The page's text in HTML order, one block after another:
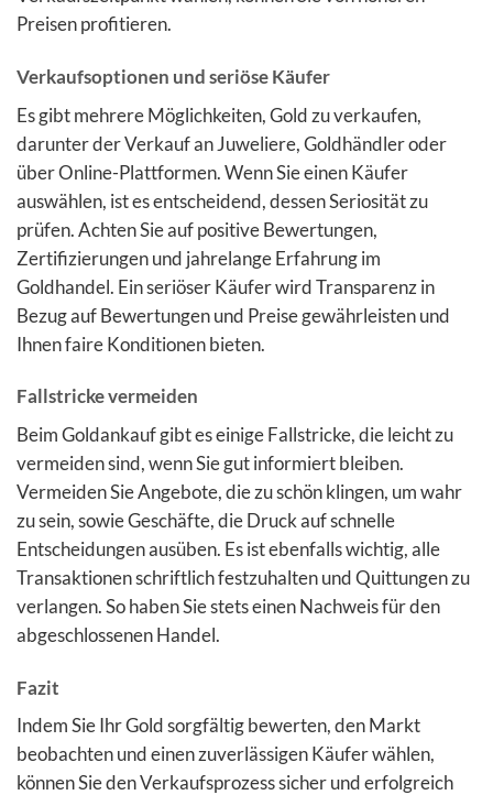
Preisen profitieren.
Verkaufsoptionen und seriöse Käufer
Es gibt mehrere Möglichkeiten, Gold zu verkaufen,
darunter der Verkauf an Juweliere, Goldhändler oder
über Online-Plattformen. Wenn Sie einen Käufer
auswählen, ist es entscheidend, dessen Seriosität zu
prüfen. Achten Sie auf positive Bewertungen,
Zertifizierungen und jahrelange Erfahrung im
Goldhandel. Ein seriöser Käufer wird Transparenz in
Bezug auf Bewertungen und Preise gewährleisten und
Ihnen faire Konditionen bieten.
Fallstricke vermeiden
Beim Goldankauf gibt es einige Fallstricke, die leicht zu
vermeiden sind, wenn Sie gut informiert bleiben.
Vermeiden Sie Angebote, die zu schön klingen, um wahr
zu sein, sowie Geschäfte, die Druck auf schnelle
Entscheidungen ausüben. Es ist ebenfalls wichtig, alle
Transaktionen schriftlich festzuhalten und Quittungen zu
verlangen. So haben Sie stets einen Nachweis für den
abgeschlossenen Handel.
Fazit
Indem Sie Ihr Gold sorgfältig bewerten, den Markt
beobachten und einen zuverlässigen Käufer wählen,
können Sie den Verkaufsprozess sicher und erfolgreich